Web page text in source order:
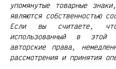
упомянутые товарные
являются собственностью
Если вы считаете,
использованный в этой
авторские права,
рассмотрения и принятия